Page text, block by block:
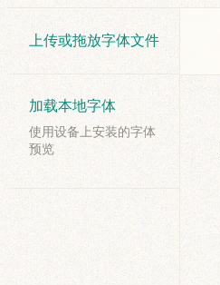
上传或拖放字体文件
加载本地字体
使用设备上安装的字体
预览